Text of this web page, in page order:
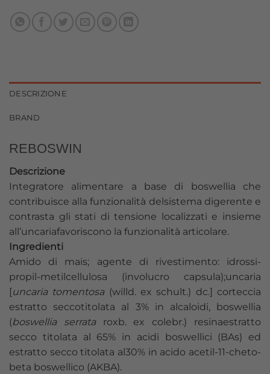
DESCRIZIONE
BRAND
REBOSWIN
Descrizione
Integratore alimentare a base di boswellia che
contribuisce alla funzionalità delsistema digerente e
contrasta gli stati di tensione localizzati e insieme
all’uncariafavoriscono la funzionalità articolare.
Ingredienti
Amido di mais; agente di rivestimento: idrossi-
propil-metilcellulosa (involucro capsula);uncaria
[uncaria tomentosa(willd. ex schult.) dc.] corteccia
estratto seccotitolata al 3% in alcaloidi, boswellia
(boswellia serrataroxb. ex colebr.) resinaestratto
secco titolata al 65% in acidi boswellici (BAs) ed
estratto secco titolata al30% in acido acetil-11-cheto-
beta boswellico (AKBA).